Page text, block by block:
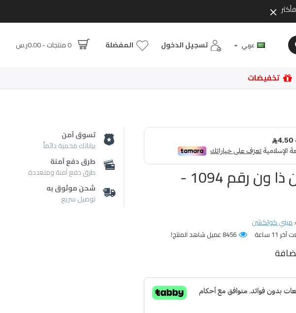
عربي تسجيل الدخول المفضلة 0 منتجات - 0.00ر.س
تخفيضات
عطر ميني كولكشن ذا ون رقم 1094 -
ميني كولكشن
8456 عميل شاهد المنتج!
تسوق آمن
بياناتك محمية دائماً
طرق دفع آمنة
طرق دفع آمنة ومتعددة
شحن موثوق به
توصيل سريع